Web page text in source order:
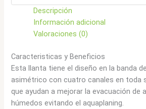
Descripción
Información adicional
Valoraciones (0)
Caracteristicas y Beneficios
Esta llanta tiene el diseño en la banda
asimétrico con cuatro canales en toda
que ayudan a mejorar la evacuación de
húmedos evitando el aquaplaning.